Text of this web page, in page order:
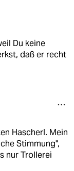
Du keine
daß er recht
Hascherl. Mein
Stimmung",
nur Trollerei